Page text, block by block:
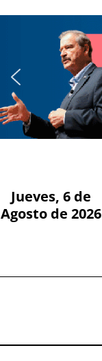
Jueves, 6 de
Agosto de 2026